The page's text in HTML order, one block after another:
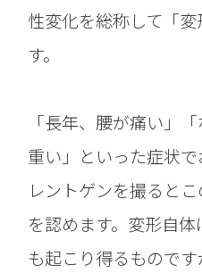
性変化を総称して「
す。
「長年、腰が痛い」
重い」といった症状で
レントゲンを撮ると
を認めます。変形自
も起こり得るもので